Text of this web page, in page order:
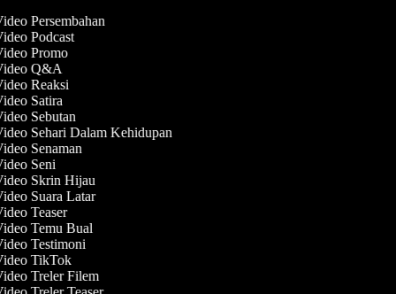
Persembahan
Podcast
Promo
Q&A
Reaksi
Satira
Sebutan
Sehari Dalam Kehidupan
Senaman
Seni
Skrin Hijau
Suara Latar
Teaser
Temu Bual
Testimoni
TikTok
Treler Filem